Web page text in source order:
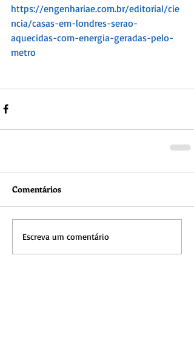
https://engenhariae.com.br/editorial/cie
ncia/casas-em-londres-serao-
aquecidas-com-energia-geradas-pelo-
metro
Comentários
Escreva um comentário